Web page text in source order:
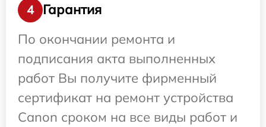
4
Гарантия
По окончании ремонта и
подписания акта выполненных
работ Вы получите фирменный
сертификат на ремонт устройства
Canon сроком на все виды работ и